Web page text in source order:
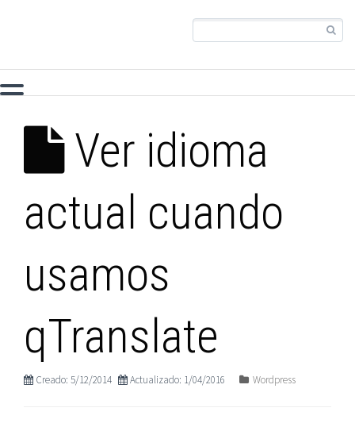
Ver idioma
actual cuando
usamos
qTranslate
Creado: 5/12/2014 Actualizado: 1/04/2016 Wordpress